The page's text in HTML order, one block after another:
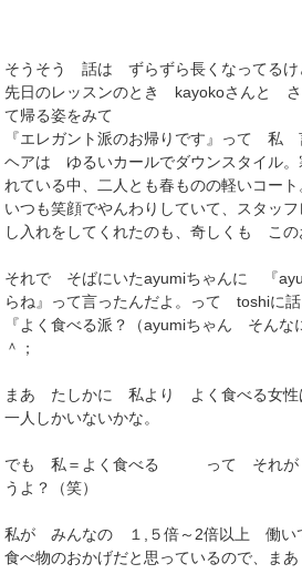
そうそう 話は ずらずら長くなってるけ
先日のレッスンのとき kayokoさんと
て帰る姿をみて
『エレガント派のお帰りです』って 私
ヘアは ゆるいカールでダウンスタイル
れている中、二人とも春ものの軽いコート
いつも笑顔でやんわりしていて、スタッ
し入れをしてくれたのも、奇しくも この
それで そばにいたayumiちゃんに 『
らね』って言ったんだよ。って toshiに話
『よく食べる派？（ayumiちゃん そんな
＾；
まあ たしかに 私より よく食べる女性
一人しかいないかな。
でも 私＝よく食べる って それ
うよ？（笑）
私が みんなの １,５倍～2倍以上 働い
食べ物のおかげだと思っているので、ま